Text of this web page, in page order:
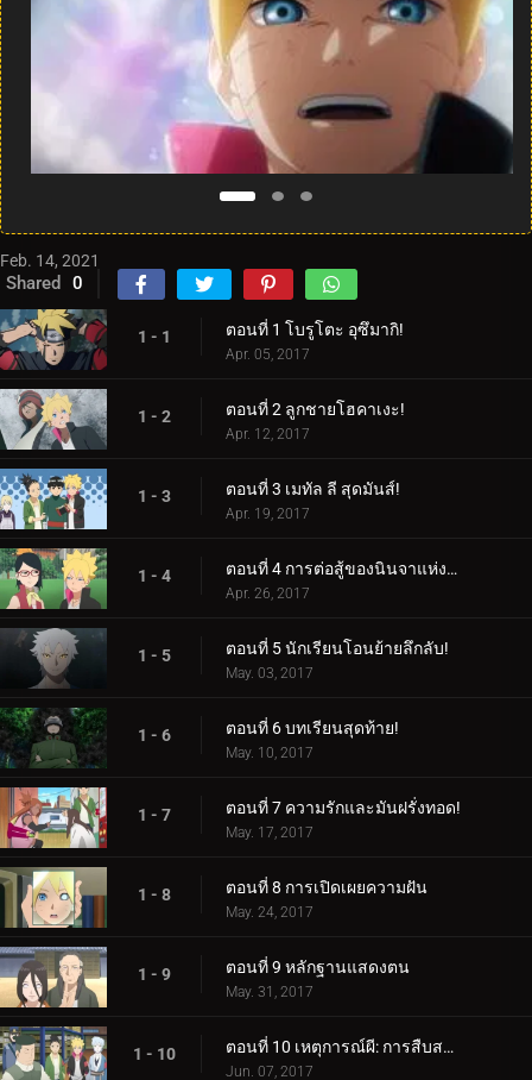
Feb. 14, 2021
Shared 0
1 - 1 ตอนที่ 1 โบรูโตะ อุซึมากิ!
Apr. 05, 2017
1 - 2 ตอนที่ 2 ลูกชายโฮคาเงะ!
Apr. 12, 2017
1 - 3 ตอนที่ 3 เมทัล ลี สุดมันส์!
Apr. 19, 2017
1 - 4 ตอนที่ 4 การต่อสู้ของนินจาแห่งเพศ!
Apr. 26, 2017
1 - 5 ตอนที่ 5 นักเรียนโอนย้ายลึกลับ!
May. 03, 2017
1 - 6 ตอนที่ 6 บทเรียนสุดท้าย!
May. 10, 2017
1 - 7 ตอนที่ 7 ความรักและมันฝรั่งทอด!
May. 17, 2017
1 - 8 ตอนที่ 8 การเปิดเผยความฝัน
May. 24, 2017
1 - 9 ตอนที่ 9 หลักฐานแสดงตน
May. 31, 2017
1 - 10 ตอนที่ 10 เหตุการณ์ผี: การสืบสวนเริ่มต้นขึ้น!
Jun. 07, 2017